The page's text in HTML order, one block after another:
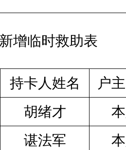
增临时救助表
持卡人姓名
户
胡绪才
谌法军